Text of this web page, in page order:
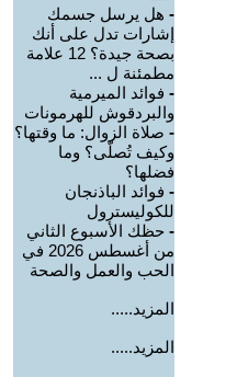
- هل يرسل جسمك
إشارات تدل على أنك
بصحة جيدة؟ 12 علامة
مطمئنة ل ...
- فوائد الميرمية
والبردقوش للهرمونات
- صلاة الزوال: ما وقتها؟
وكيف تُصلّى؟ وما
فضلها؟
- فوائد الباذنجان
للكوليسترول
- حظك الأسبوع الثاني
من أغسطس 2026 في
الحب والعمل والصحة
المزيد.....
المزيد.....